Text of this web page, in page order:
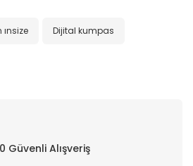
Dijital kumpas
Güvenli Alışveriş